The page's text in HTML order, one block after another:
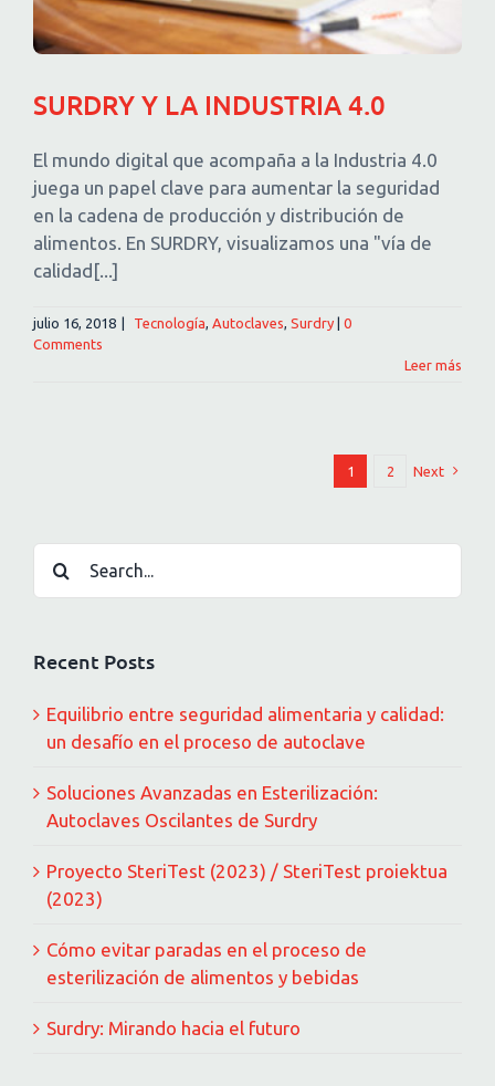
SURDRY Y LA INDUSTRIA 4.0
El mundo digital que acompaña a la Industria 4.0
juega un papel clave para aumentar la seguridad
en la cadena de producción y distribución de
alimentos. En SURDRY, visualizamos una "vía de
calidad[...]
julio 16, 2018 Tecnología, Autoclaves, Surdry
0
Comments
Leer más
1 2 Next
Recent Posts
Equilibrio entre seguridad alimentaria y calidad:
un desafío en el proceso de autoclave
Soluciones Avanzadas en Esterilización:
Autoclaves Oscilantes de Surdry
Proyecto SteriTest (2023) / SteriTest proiektua
(2023)
Cómo evitar paradas en el proceso de
esterilización de alimentos y bebidas
Surdry: Mirando hacia el futuro